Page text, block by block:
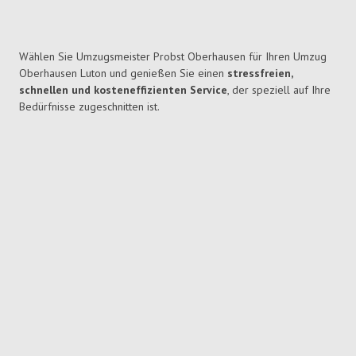
Wählen Sie Umzugsmeister Probst Oberhausen für Ihren Umzug
Oberhausen Luton und genießen Sie einen stressfreien,
schnellen und kosteneffizienten Service, der speziell auf Ihre
Bedürfnisse zugeschnitten ist.